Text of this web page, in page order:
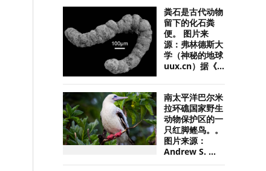
粪石是古代动物
留下的化石粪
便。 图片来
源：弗林德斯大
学（神秘的地球
uux.cn）据《...
南太平洋巴尔米
拉环礁国家野生
动物保护区的一
只红脚鲣鸟。。
图片来源：
Andrew S. ...